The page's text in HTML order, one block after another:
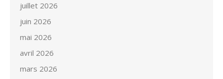
juillet 2026
juin 2026
mai 2026
avril 2026
mars 2026